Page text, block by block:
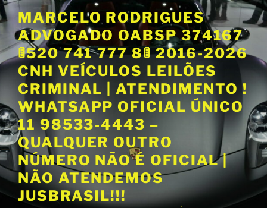
P
u
a
r
r
a
o
c
o
n
t
MARCELO RODRIGUES
ADVOGADO OABSP 374167
🚦520 741 777 8🚦 2016-2026
CNH VEÍCULOS LEILÕES
CRIMINAL | ATENDIMENTO !
WHATSAPP OFICIAL ÚNICO
11 98533-4443 –
QUALQUER OUTRO
NÚMERO NÃO É OFICIAL |
NÃO ATENDEMOS
JUSBRASIL!!!